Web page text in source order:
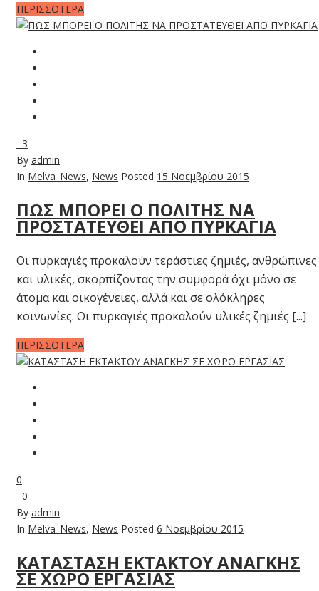
ΠΕΡΙΣΣΟΤΕΡΑ
3
By admin
In Melva_News, News Posted 15 Νοεμβρίου 2015
ΠΩΣ ΜΠΟΡΕΙ Ο ΠΟΛΙΤΗΣ ΝΑ
ΠΡΟΣΤΑΤΕΥΘΕΙ ΑΠΟ ΠΥΡΚΑΓΙΑ
Οι πυρκαγιές προκαλούν τεράστιες ζημιές, ανθρώπινες
και υλικές, σκορπίζοντας την συμφορά όχι μόνο σε
άτομα και οικογένειες, αλλά και σε ολόκληρες
κοινωνίες. Οι πυρκαγιές προκαλούν υλικές ζημιές [...]
ΠΕΡΙΣΣΟΤΕΡΑ
0
0
By admin
In Melva_News, News Posted 6 Νοεμβρίου 2015
ΚΑΤΑΣΤΑΣΗ ΕΚΤΑΚΤΟΥ ΑΝΑΓΚΗΣ
ΣΕ ΧΩΡΟ ΕΡΓΑΣΙΑΣ